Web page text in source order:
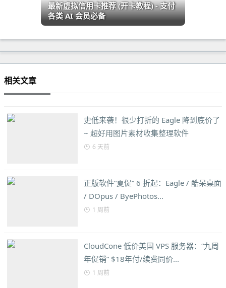
最新虚拟信用卡推荐 (开卡教程) - 支付
各类 AI 会员必备
相关文章
史低来袭！很少打折的 Eagle 降到底价了
~ 超好用图片素材收集整理软件
6 天前
正版软件“夏促” 6 折起：Eagle / 酷呆桌面
/ DOpus / ByePhotos...
1 周前
CloudCone 低价美国 VPS 服务器：“九周
年促销” $18年付/续费同价...
1 周前